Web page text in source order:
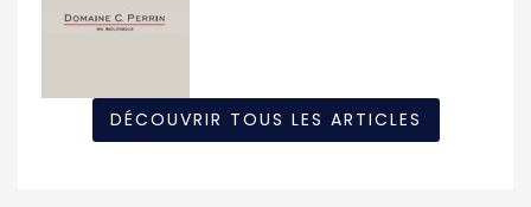
DÉCOUVRIR TOUS LES ARTICLES